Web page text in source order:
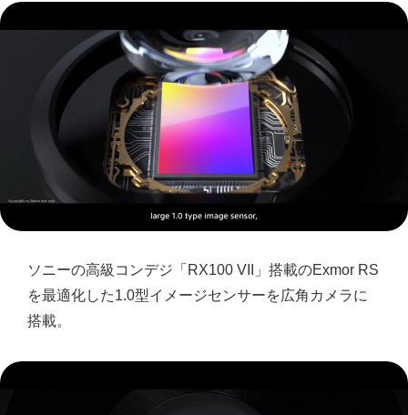
ソニーの高級コンデジ「RX100 VII」搭載のExmor RS
を最適化した1.0型イメージセンサーを広角カメラに
搭載。